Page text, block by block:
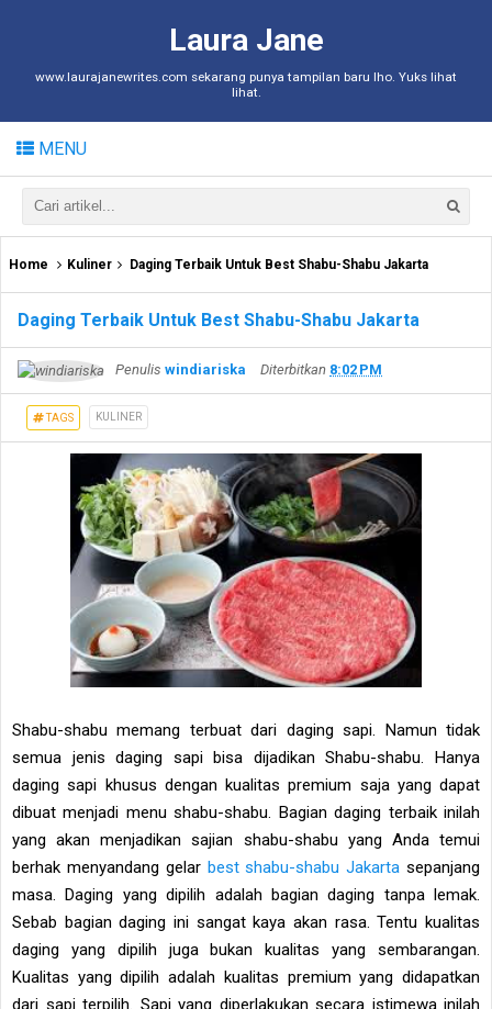
Laura Jane
www.laurajanewrites.com sekarang punya tampilan baru lho. Yuks lihat
lihat.
MENU
Home Kuliner Daging Terbaik Untuk Best Shabu-Shabu Jakarta
Daging Terbaik Untuk Best Shabu-Shabu Jakarta
Penulis windiariska Diterbitkan 8:02 PM
TAGS KULINER
Shabu-shabu memang terbuat dari daging sapi. Namun tidak
semua jenis daging sapi bisa dijadikan Shabu-shabu. Hanya
daging sapi khusus dengan kualitas premium saja yang dapat
dibuat menjadi menu shabu-shabu. Bagian daging terbaik inilah
yang akan menjadikan sajian shabu-shabu yang Anda temui
berhak menyandang gelar best shabu-shabu Jakarta sepanjang
masa. Daging yang dipilih adalah bagian daging tanpa lemak.
Sebab bagian daging ini sangat kaya akan rasa. Tentu kualitas
daging yang dipilih juga bukan kualitas yang sembarangan.
Kualitas yang dipilih adalah kualitas premium yang didapatkan
dari sapi terpilih. Sapi yang diperlakukan secara istimewa inilah